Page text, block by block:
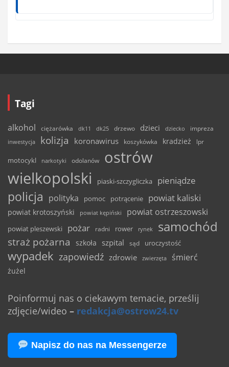
Tagi
alkohol ciężarówka dk11 dk25 drzewo dzieci dziecko
impreza
inwestycja
kolizja koronawirus koszykówka kradzież lpr
motocykl narkotyki odolanów
ostrów
wielkopolski
piaski-szczygliczka pieniądze
policja polityka pomoc potrącenie powiat kaliski
powiat krotoszyński powiat kępiński powiat ostrzeszowski
powiat pleszewski pożar radni rower rynek samochód
straż pożarna szkoła szpital sąd uroczystość
wypadek zapowiedź zdrowie zwierzęta śmierć
żużel
Poinformuj nas o ciekawym temacie, prześlij
zdjęcie/wideo – redakcja@ostrow24.tv
Napisz do nas na Messengerze